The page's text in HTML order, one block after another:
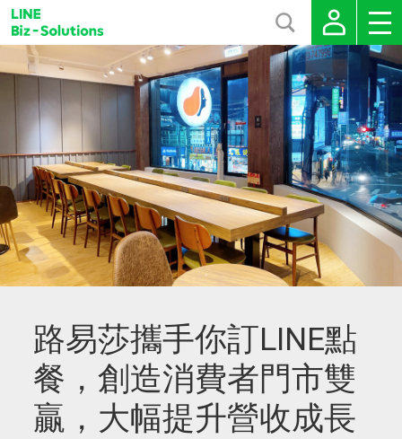
路易莎攜手你訂LINE點
餐，創造消費者門市雙
贏，大幅提升營收成長